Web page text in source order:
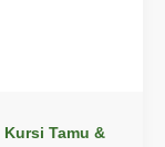
Kursi Tamu &